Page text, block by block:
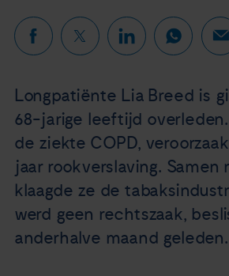
Nieuws
Agenda
Over ons
Steun ons
Longpatiënte Lia Breed is
68-jarige leeftijd
de ziekte COPD,
jaar rookverslaving. Samen
klaagde ze de
werd geen rechtszaak,
anderhalve maand geleden.